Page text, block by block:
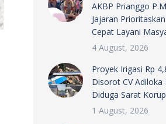
AKBP Prianggo
Jajaran
Cepat Layani
4 August, 2026
Proyek Irigasi Rp
Disorot CV Adiloka
Diduga Sarat
1 August, 2026